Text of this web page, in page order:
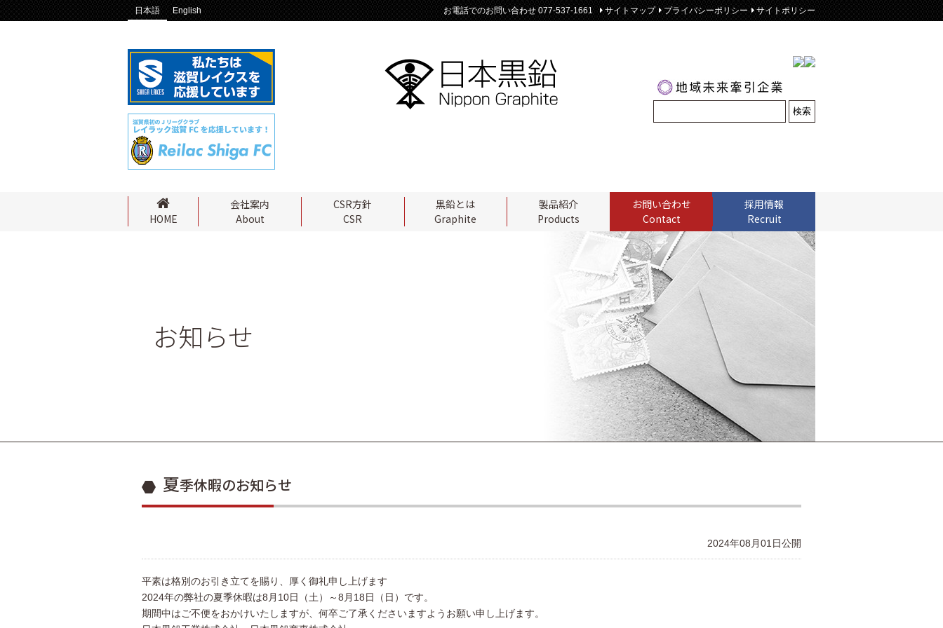
日本語 English お電話でのお問い合わせ 077-537-1661 サイトマップ プライバシーポリシー サイトポリシー
HOME
会社案内
About
CSR方針
CSR
黒鉛とは
Graphite
製品紹介
Products
お問い合わせ
Contact
採用情報
Recruit
お知らせ
夏季休暇のお知らせ
2024年08月01日公開
平素は格別のお引き立てを賜り、厚く御礼申し上げます
2024年の弊社の夏季休暇は8月10日（土）～8月18日（日）です。
期間中はご不便をおかけいたしますが、何卒ご了承くださいますようお願い申し上げます。